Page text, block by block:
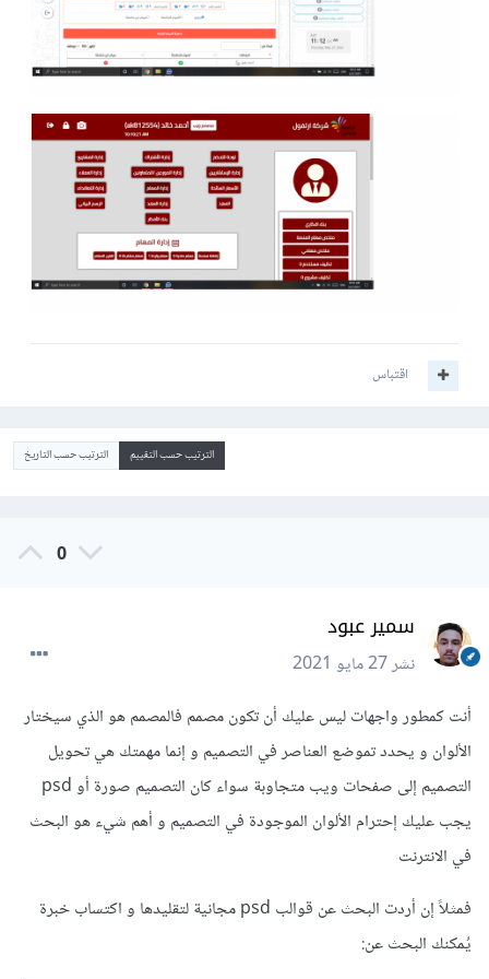
اقتباس
الترتيب حسب التقييم الترتيب حسب التاريخ
0
سمير عبود
نشر27 مايو 2021
أنت كمطور واجهات ليس عليك أن تكون مصمم فالمصمم هو الذي سيختار
الألوان و يحدد تموضع العناصر في التصميم و إنما مهمتك هي تحويل
التصميم إلى صفحات ويب متجاوبة سواء كان التصميم صورة أو psd
يجب عليك إحترام الألوان الموجودة في التصميم و أهم شيء هو البحث
في الانترنت
فمثلاً إن أردت البحث عن قوالب psd مجانية لتقليدها و اكتساب خبرة
يُمكنك البحث عن: